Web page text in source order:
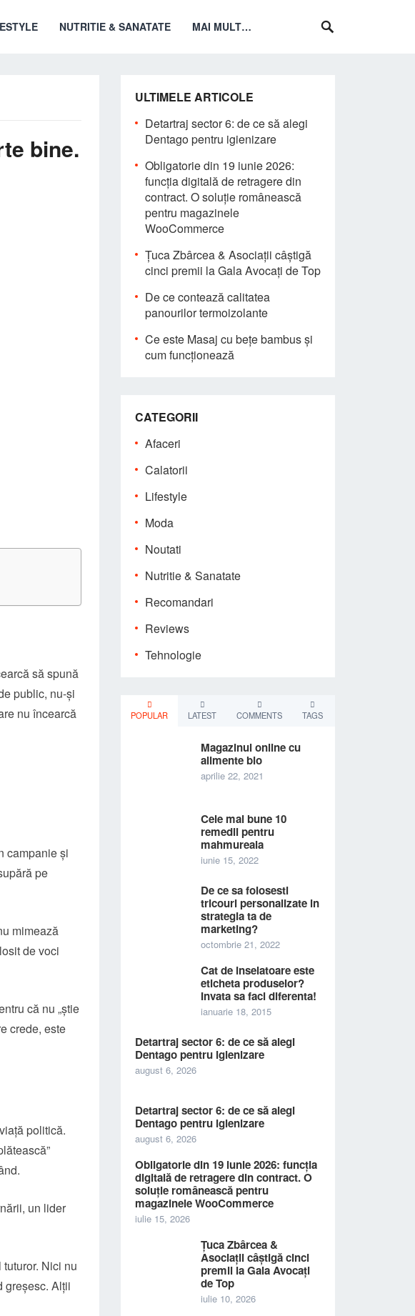
NUTRITIE & SANATATE MAI MULT…
bine.
să spună
public, nu-și
nu încearcă
campanie și
pe
mimează
de voci
că nu „știe
crede, este
politică.
un lider
Nici nu
greșesc. Alții
ULTIMELE ARTICOLE
Detartraj sector 6: de ce să alegi
Dentago pentru igienizare
Obligatorie din 19 iunie 2026:
funcția digitală de retragere din
contract. O soluție românească
pentru magazinele
WooCommerce
Țuca Zbârcea & Asociații câștigă
cinci premii la Gala Avocați de Top
De ce contează calitatea
panourilor termoizolante
Ce este Masaj cu bețe bambus și
cum funcționează
CATEGORII
Afaceri
Calatorii
Lifestyle
Moda
Noutati
Nutritie & Sanatate
Recomandari
Reviews
Tehnologie
POPULAR LATEST COMMENTS TAGS
Magazinul online cu
alimente bio
aprilie 22, 2021
Cele mai bune 10
remedii pentru
mahmureala
iunie 15, 2022
De ce sa folosesti
tricouri personalizate in
strategia ta de
marketing?
octombrie 21, 2022
Cat de inselatoare este
eticheta produselor?
Invata sa faci diferenta!
ianuarie 18, 2015
Detartraj sector 6: de ce să alegi
Dentago pentru igienizare
august 6, 2026
Detartraj sector 6: de ce să alegi
Dentago pentru igienizare
august 6, 2026
Obligatorie din 19 iunie 2026: funcția
digitală de retragere din contract. O
soluție românească pentru
magazinele WooCommerce
iulie 15, 2026
Țuca Zbârcea &
Asociații câștigă cinci
premii la Gala Avocați
de Top
iulie 10, 2026